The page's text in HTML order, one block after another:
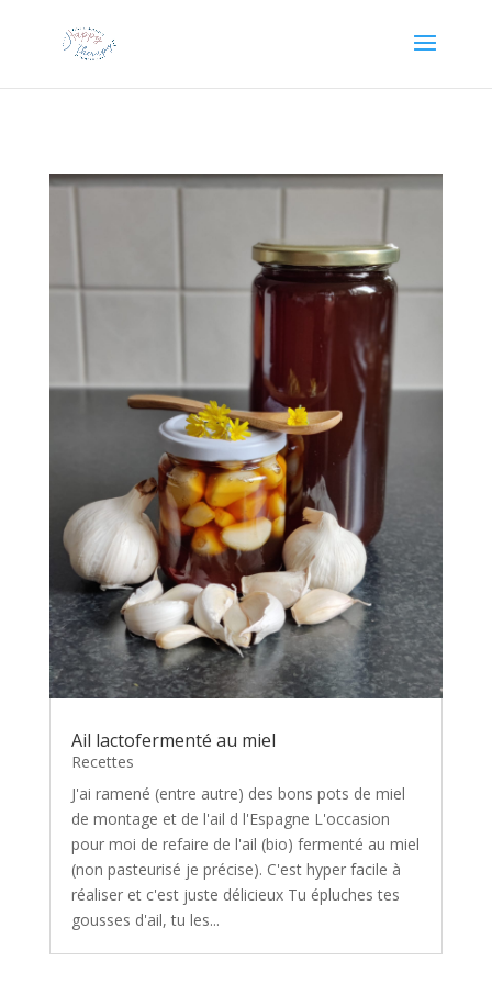
Ail lactofermenté au miel
Recettes
J'ai ramené (entre autre) des bons pots de miel
de montage et de l'ail d l'Espagne L'occasion
pour moi de refaire de l'ail (bio) fermenté au miel
(non pasteurisé je précise). C'est hyper facile à
réaliser et c'est juste délicieux Tu épluches tes
gousses d'ail, tu les...